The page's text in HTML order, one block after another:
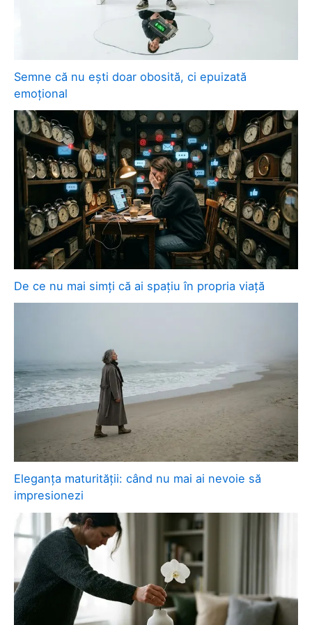
Semne că nu ești doar obosită, ci epuizată
emoțional
De ce nu mai simți că ai spațiu în propria viață
Eleganța maturității: când nu mai ai nevoie să
impresionezi